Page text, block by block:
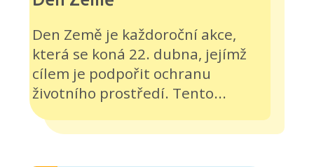
Den Země je každoroční akce,
která se koná 22. dubna, jejímž
cílem je podpořit ochranu
životního prostředí. Tento...